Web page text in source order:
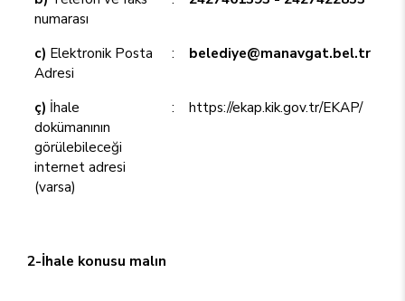
numarası
c) Elektronik Posta
Adresi
: belediye@manavgat.bel.tr
ç) İhale
dokümanının
görülebileceği
internet adresi
(varsa)
: https://ekap.kik.gov.tr/EKAP/
2-İhale konusu malın